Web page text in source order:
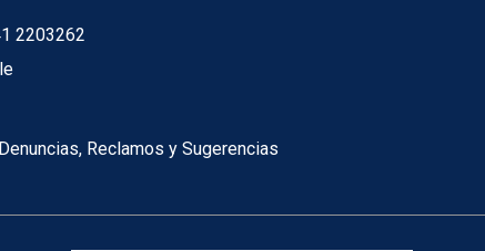
2203262
Denuncias, Reclamos y Sugerencias